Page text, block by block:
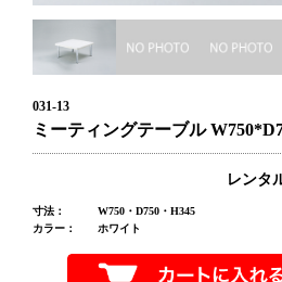
031-13
ミーティングテーブル
レンタ
寸法：
W750・D750・H345
カラー：
ホワイト